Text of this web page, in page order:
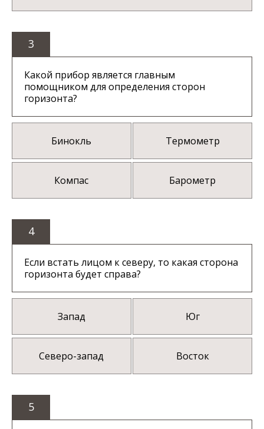
3
Какой прибор является главным
помощником для определения сторон
горизонта?
Бинокль Термометр
Компас Барометр
4
Если встать лицом к северу, то какая сторона
горизонта будет справа?
Запад Юг
Северо-запад Восток
5